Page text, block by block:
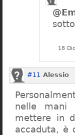
18
#11 Alessio
nelle mani
mettere in
accaduta, è